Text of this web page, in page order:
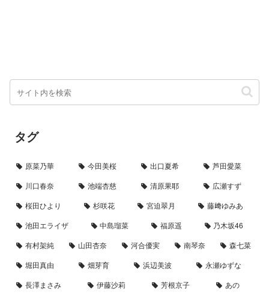
タグ
原菜乃華 今田美桜 出口夏希
芦田愛菜
川口春奈
池端杏慈 清原果耶
広瀬すず
桜田ひより
杉咲花 宮迫翠月
藤﨑ゆみあ
池田エライザ
中島瑠菜 福原遥
乃木坂46
有村架純
山田杏奈 河合優実 南琴奈
森七菜
堀田真由
畑芽育 浜辺美波
永瀬ゆずな
長澤まさみ
伊藤沙莉 芳根京子
あの